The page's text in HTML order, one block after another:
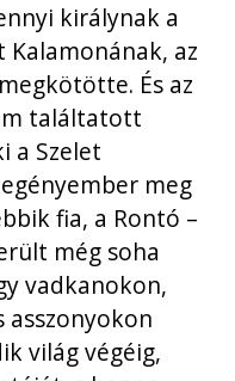
királynak a
az
És az
találtatott
a Szelet
meg
fia, a Rontó –
még soha
vadkanokon,
asszonyokon
világ végéig,